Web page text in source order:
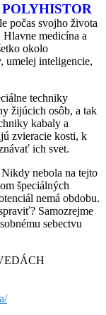
počas svojho života
medicína a
okolo
umelej inteligencie,
techniky
žijúcich osôb, a tak
kabaly a
zvieracie kosti, k
ich svet.
nebola na tejto
špeciálných
nemá obdobu.
Samozrejme
sebectvu